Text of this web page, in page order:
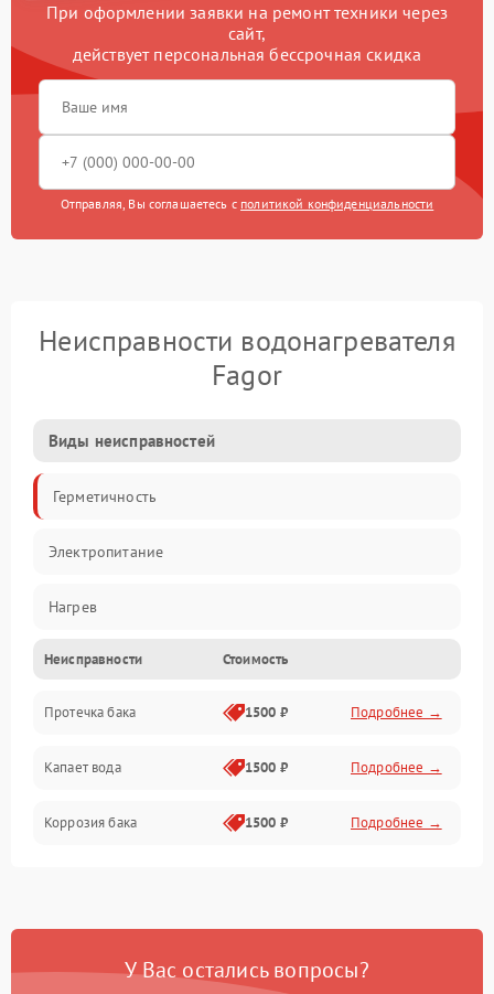
При оформлении заявки на ремонт техники через
сайт,
действует персональная бессрочная скидка
Отправляя, Вы соглашаетесь с политикой конфиденциальности
Неисправности водонагревателя
Fagor
Виды неисправностей
Герметичность
Электропитание
Нагрев
Датчики
Механика
Неисправности Стоимость
Протечка бака 1500 ₽ Подробнее →
Капает вода 1500 ₽ Подробнее →
Коррозия бака 1500 ₽ Подробнее →
У Вас остались вопросы?